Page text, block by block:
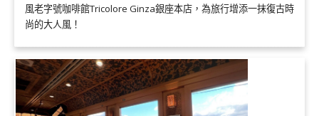
風老字號咖啡館Tricolore Ginza銀座本店，為旅行增添一抹復古時
尚的大人風！